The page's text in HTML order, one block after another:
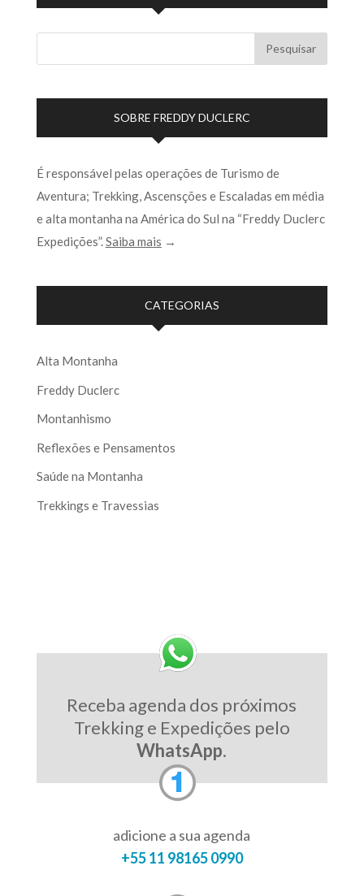
SOBRE FREDDY DUCLERC
É responsável pelas operações de Turismo de
Aventura; Trekking, Ascensções e Escaladas em média
e alta montanha na América do Sul na “Freddy Duclerc
Expedições”.Saiba mais →
CATEGORIAS
Alta Montanha
Freddy Duclerc
Montanhismo
Reflexões e Pensamentos
Saúde na Montanha
Trekkings e Travessias
Receba agenda dos próximos
Trekking e Expedições pelo
WhatsApp.
adicione a sua agenda
+55 11 98165 0990